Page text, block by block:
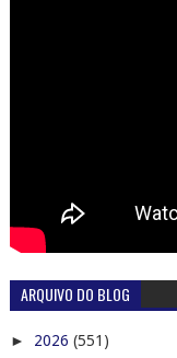
ARQUIVO DO BLOG
► 2026 (551)